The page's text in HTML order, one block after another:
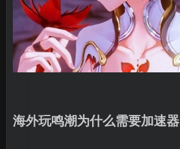
海外玩鸣潮为什么需要加速器